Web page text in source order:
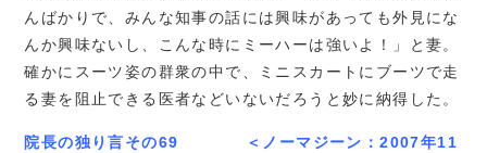
んばかりで、みんな知事の話には興味があっても外見にな
んか興味ないし、こんな時にミーハーは強いよ！」と妻。
確かにスーツ姿の群衆の中で、ミニスカートにブーツで走
る妻を阻止できる医者などいないだろうと妙に納得した。
院長の独り言その69 ＜ノーマジーン：2007年11